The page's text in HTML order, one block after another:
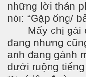
những lời thán
nói: “Gặp ổng/
Mấy chị gái
đang nhưng
anh đang gánh
dưới ruộng